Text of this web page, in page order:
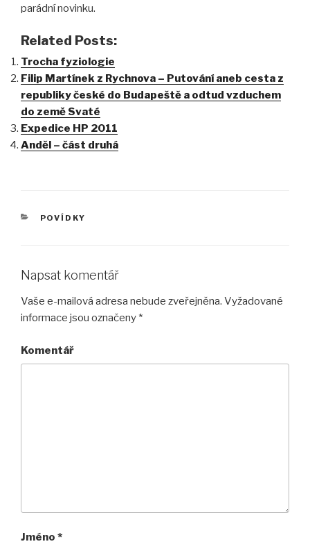
parádní novinku.
Related Posts:
Trocha fyziologie
Filip Martínek z Rychnova – Putování aneb cesta z
republiky české do Budapeště a odtud vzduchem
do země Svaté
Expedice HP 2011
Anděl – část druhá
RUBRIKY
POVÍDKY
Napsat komentář
Vaše e-mailová adresa nebude zveřejněna. Vyžadované
informace jsou označeny *
Komentář
Jméno *